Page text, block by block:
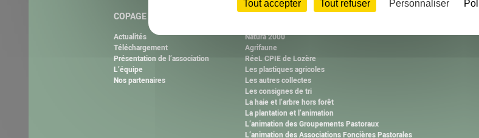
Tout accepter Tout refuser Personnaliser
COPAGE
Actualités
Téléchargement
Présentation de l’association
L’équipe
Nos partenaires
NOS MISSIONS
Natura 2000
Agrifaune
RéeL CPIE de Lozère
Les plastiques agricoles
Les autres collectes
Les consignes de tri
La haie et l’arbre hors forêt
La plantation et l’animation
L’animation des Groupements Pastoraux
L’animation des Associations Foncières Pastorales